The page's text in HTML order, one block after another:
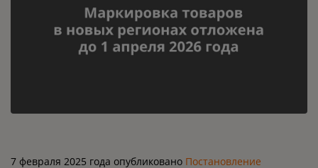
7 февраля 2025 года опубликовано Постановление